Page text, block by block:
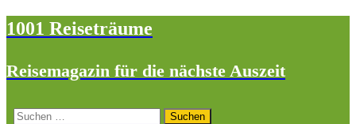
1001 Reiseträume
Reisemagazin für die nächste Auszeit
Suchen